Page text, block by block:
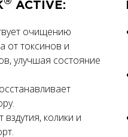
ACTIVE:
очищению
от токсинов и
улучшая состояние
вздутия, колики и